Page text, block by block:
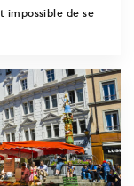
impossible de se